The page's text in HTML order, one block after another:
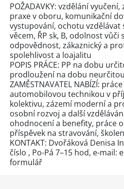
POŽADAVKY: vzdělání
praxe v oboru, komunikační
vystupování, ochotu vzdělávat
věcem, ŘP sk, B, odolnost
odpovědnost, zákaznický a
spolehlivost a loajalitu
POPIS PRÁCE: PP na dobu
prodloužení na dobu neurčitou
ZAMĚSTNAVATEL NABÍZÍ:
automobilovou technikou v
kolektivu, zázemí moderní a
osobní rozvoj a další
ohodnocení a benefity, práce
příspěvek na stravování,
KONTAKT: Dvořáková Denisa
číslo , Po-Pá 7–15 hod, e-mail:
formulář